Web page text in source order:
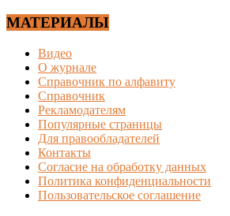
МАТЕРИАЛЫ
Видео
О журнале
Справочник по алфавиту
Справочник
Рекламодателям
Популярные страницы
Для правообладателей
Контакты
Согласие на обработку данных
Политика конфиденциальности
Пользовательское соглашение